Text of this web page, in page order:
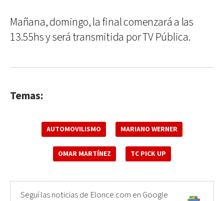
Mañana, domingo, la final comenzará a las
13.55hs y será transmitida por TV Pública.
Temas:
AUTOMOVILISMO MARIANO WERNER
OMAR MARTÍNEZ TC PICK UP
Seguí las noticias de Elonce.com en Google